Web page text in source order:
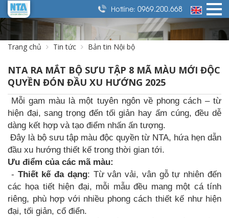
Hotline: 0969.200.668
Trang chủ Tin tức Bản tin Nội bộ
NTA RA MẮT BỘ SƯU TẬP 8 MÃ MÀU MỚI ĐỘC
QUYỀN ĐÓN ĐẦU XU HƯỚNG 2025
Mỗi gam màu là một tuyên ngôn về phong cách – từ
hiện đại, sang trọng đến tối giản hay ấm cúng, đều dễ
dàng kết hợp và tạo điểm nhấn ấn tượng.
Đây là bộ sưu tập màu độc quyền từ NTA, hứa hẹn dẫn
đầu xu hướng thiết kế trong thời gian tới.
Ưu điểm của các mã màu:
- Thiết kế đa dạng: Từ vân vải, vân gỗ tự nhiên đến
các họa tiết hiện đại, mỗi mẫu đều mang một cá tính
riêng, phù hợp với nhiều phong cách thiết kế như hiện
đại, tối giản, cổ điển.